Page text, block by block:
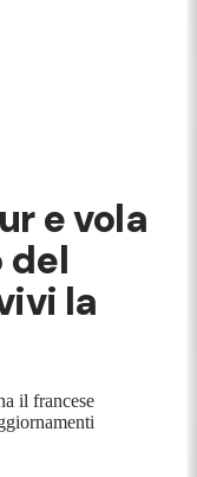
e vola
del
la
il francese